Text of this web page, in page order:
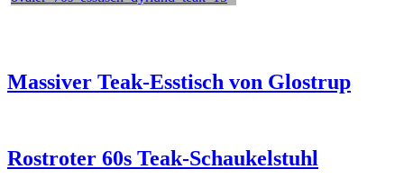
Massiver Teak-Esstisch von Glostrup
Rostroter 60s Teak-Schaukelstuhl